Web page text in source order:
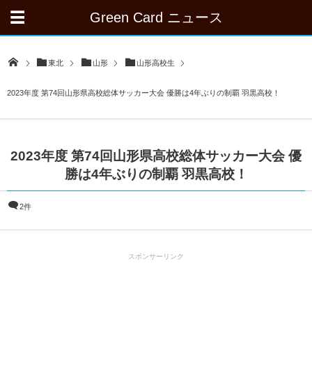
Green Card ニュース
東北 山形 山形高校生
2023年度 第74回山形県高校総体サッカー大会 優勝は4年ぶりの制覇 羽黒高校！
2023年度 第74回山形県高校総体サッカー大会 優
勝は4年ぶりの制覇 羽黒高校！
2件
スポンサーリンク